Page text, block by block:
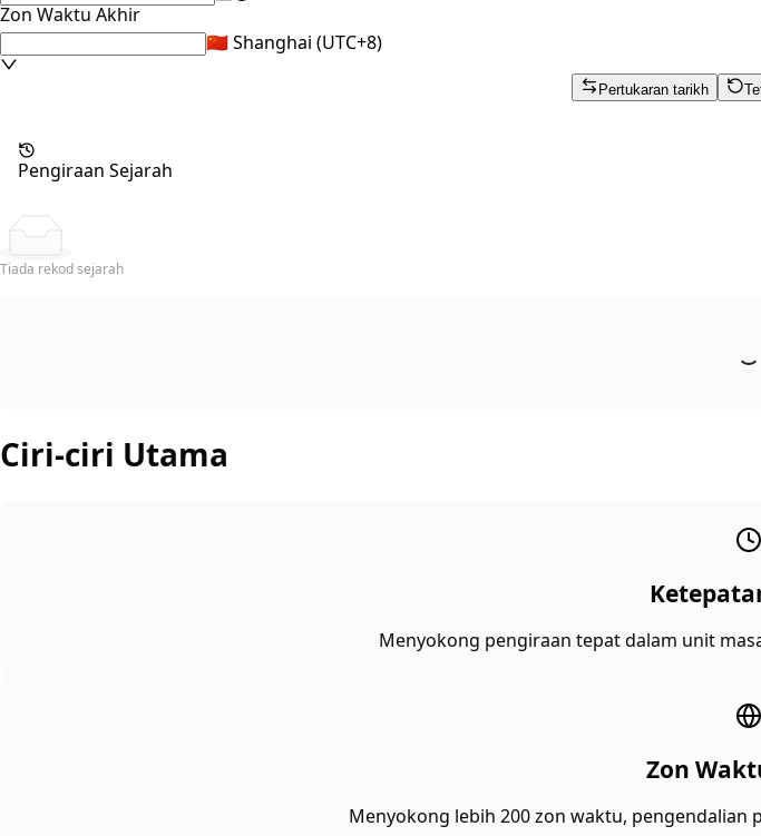
Zon Waktu Akhir
🇨🇳 Shanghai (UTC+8)
Pertukaran tarikh
Pengiraan Sejarah
Tiada rekod sejarah
Ciri-ciri Utama
Menyokong pengiraan tepat dalam unit
Zon
Menyokong lebih 200 zon waktu, pengendalian